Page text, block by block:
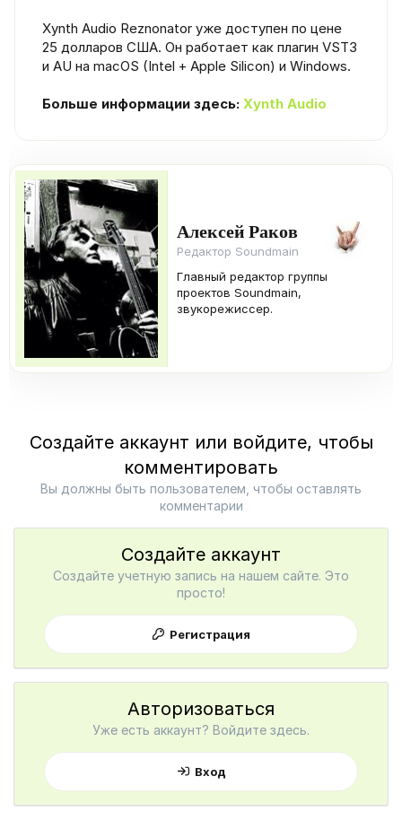
Xynth Audio Reznonator уже доступен по цене
25 долларов США. Он работает как плагин VST3
и AU на macOS (Intel + Apple Silicon) и Windows.
Больше информации здесь: Xynth Audio
Алексей Раков
Редактор Soundmain
Главный редактор группы
проектов Soundmain,
звукорежиссер.
Создайте аккаунт или войдите, чтобы
комментировать
Вы должны быть пользователем, чтобы оставлять
комментарии
Создайте аккаунт
Создайте учетную запись на нашем сайте. Это
просто!
Регистрация
Авторизоваться
Уже есть аккаунт? Войдите здесь.
Вход